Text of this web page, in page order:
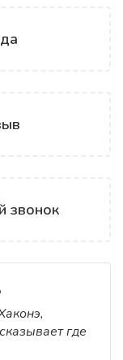
звонок
где